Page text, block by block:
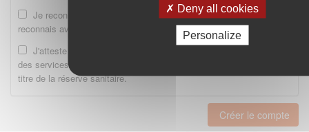
Deny all cookies
Personalize
Je reconnais avoir lu la Politique de confidentialité et je
reconnais avoir lu et accepté les CGU.
J'atteste être enregistré en tant qu'Etudiant ou Interne auprès
des services compétents de l'Ordre national des pharmaciens au
titre de la réserve sanitaire.
Créer le compte